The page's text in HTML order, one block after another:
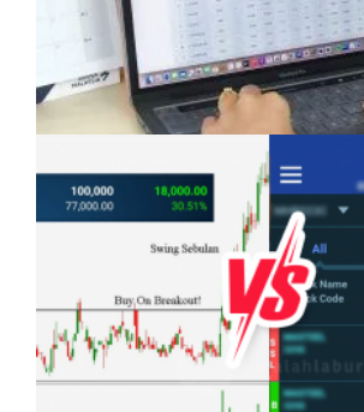
Pelaburan Saham Bukan Untuk
Suka ‘Stress’